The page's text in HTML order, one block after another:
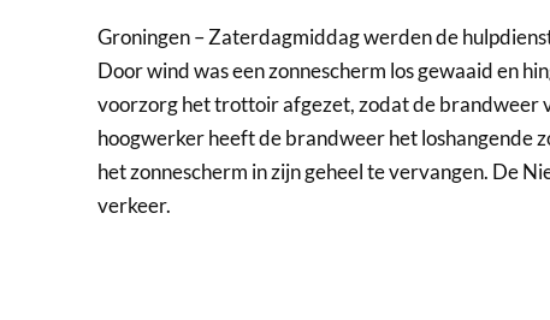
Groningen – Zaterdagmiddag werden de
Door wind was een zonnescherm los gewaaid en
voorzorg het trottoir afgezet, zodat de brandweer
hoogwerker heeft de brandweer het loshangende
het zonnescherm in zijn geheel te vervangen. De
verkeer.